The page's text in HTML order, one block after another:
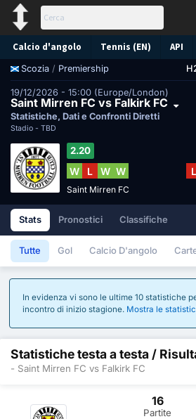
Calcio d'angolo Tennis (EN) API
Pronostico
Scozia / Premiership
19/12/2026 - 15:00 (Europe/London)
Saint Mirren FC vs Falkirk FC
Statistiche, Dati e Confronti Diretti
Stadio - TBD
2.20
W L W W
Saint Mirren FC
L
Stats Pronostici Classifiche
Tutte Gol Calcio D'angolo
In evidenza vi sono le ultime 10 statistiche
incontro di inizio stagione. Mostra le
Statistiche testa a testa /
- Saint Mirren FC vs Falkirk FC
16
Partite